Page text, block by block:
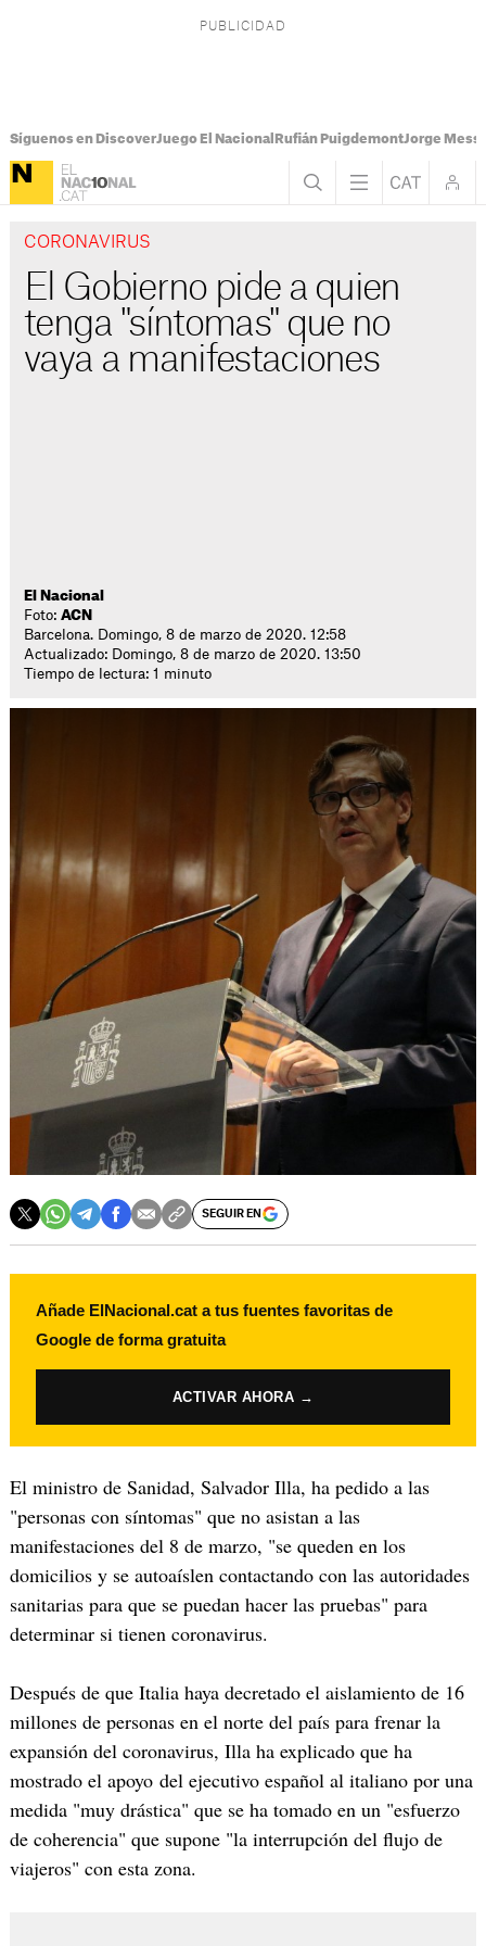
Síguenos en DiscoverJuego El Nacional Rufián PuigdemontJorge Messi
CORONAVIRUS
El Gobierno pide a quien
tenga "síntomas" que no
vaya a manifestaciones
El Nacional
Foto:ACN
Barcelona. Domingo, 8 de marzo de 2020. 12:58
Actualizado: Domingo, 8 de marzo de 2020. 13:50
Tiempo de lectura: 1 minuto
SEGUIR EN
Añade ElNacional.cat a tus fuentes favoritas de
Google de forma gratuita
ACTIVAR AHORA →
El ministro de Sanidad, Salvador Illa, ha pedido a las
"personas con síntomas" que no asistan a las
manifestaciones del 8 de marzo, "se queden en los
domicilios y se autoaíslen contactando con las autoridades
sanitarias para que se puedan hacer las pruebas" para
determinar si tienen coronavirus.
Después de que Italia haya decretado el aislamiento de 16
millones de personas en el norte del país para frenar la
expansión del coronavirus, Illa ha explicado que ha
mostrado el apoyo del ejecutivo español al italiano por una
medida "muy drástica" que se ha tomado en un "esfuerzo
de coherencia" que supone "la interrupción del flujo de
viajeros" con esta zona.